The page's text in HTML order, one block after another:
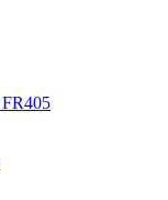
FR405